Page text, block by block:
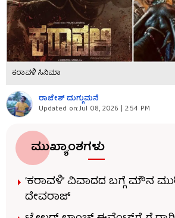
ಕರಾವಳಿ ಸಿನಿಮಾ
ರಾಜೇಶ್ ದುಗ್ಗುಮನೆ
Updated on:Jul 08, 2026 | 2:54 PM
ಮುಖ್ಯಾಂಶಗಳು
‘ಕರಾವಳಿ’ ವಿವಾದದ ಬಗ್ಗೆ ಮೌನ
ದೇವರಾಜ್